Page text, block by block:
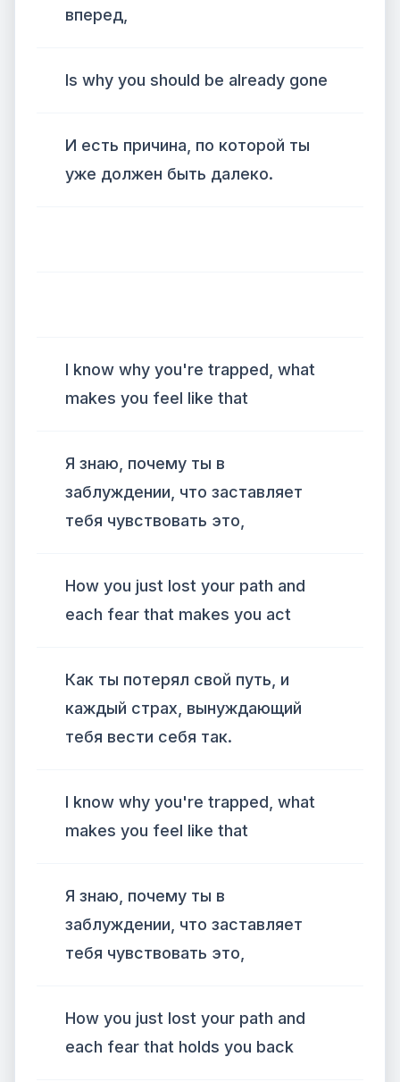
вперед,
Is why you should be already gone
И есть причина, по которой ты
уже должен быть далеко.
I know why you're trapped, what
makes you feel like that
Я знаю, почему ты в
заблуждении, что заставляет
тебя чувствовать это,
How you just lost your path and
each fear that makes you act
Как ты потерял свой путь, и
каждый страх, вынуждающий
тебя вести себя так.
I know why you're trapped, what
makes you feel like that
Я знаю, почему ты в
заблуждении, что заставляет
тебя чувствовать это,
How you just lost your path and
each fear that holds you back